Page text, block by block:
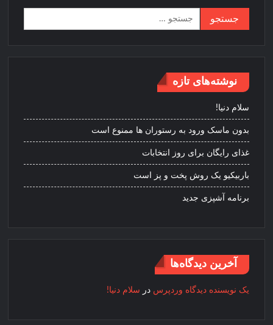
برای:
نوشته‌های تازه
سلام دنیا!
بدون ماسک ورود به رستوران ها ممنوع است
غذای رایگان برای روز انتخابات
باربیکیو یک روش پخت و پز است
برنامه آشپزی جدید
آخرین دیدگاه‌ها
یک نویسنده دیدگاه وردپرس در سلام دنیا!